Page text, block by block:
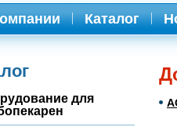
Каталог
для